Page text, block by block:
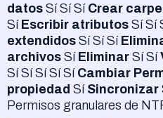
datos Sí Sí Sí Crear
Sí Escribir atributos Sí Sí
extendidos Sí Sí Sí
archivos Sí Eliminar Sí Sí
Sí Sí Sí Sí Sí Cambiar
propiedad Sí Sincronizar
Permisos granulares de